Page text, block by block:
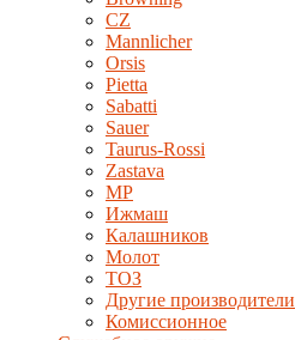
CZ
Mannlicher
Orsis
Pietta
Sabatti
Sauer
Taurus-Rossi
Zastava
MP
Ижмаш
Калашников
Молот
ТОЗ
Другие производители
Комиссионное